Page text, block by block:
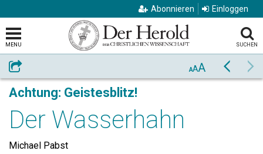
Abonnieren Einloggen
MENU SUCHEN
Weiterempfehlen AAA Zurück
Achtung: Geistesblitz!
Der Wasserhahn
Michael Pabst